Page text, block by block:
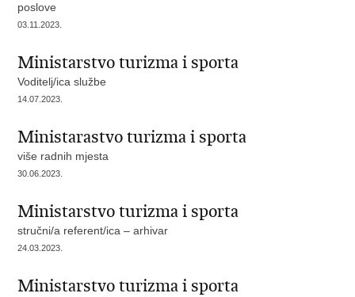
poslove
03.11.2023.
Ministarstvo turizma i sporta
Voditelj/ica službe
14.07.2023.
Ministarastvo turizma i sporta
više radnih mjesta
30.06.2023.
Ministarstvo turizma i sporta
stručni/a referent/ica – arhivar
24.03.2023.
Ministarstvo turizma i sporta